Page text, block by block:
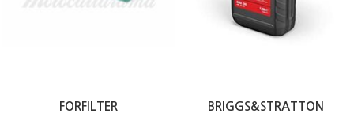
FORFILTER
BRIGGS&STRATTON